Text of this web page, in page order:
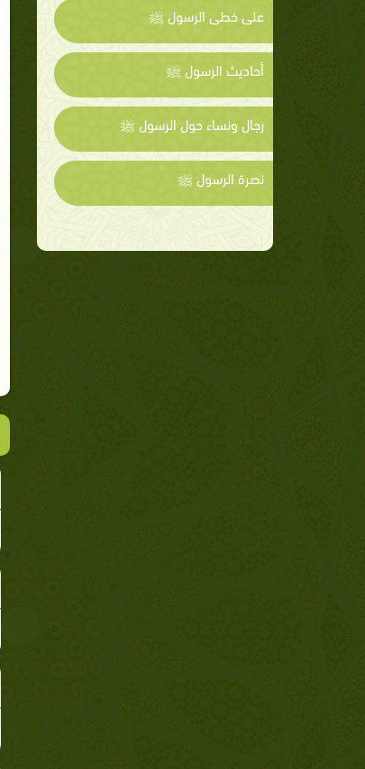
على خطى الرسول ﷺ
أحاديث الرسول ﷺ
رجال ونساء حول الرسول ﷺ
نصرة الرسول ﷺ